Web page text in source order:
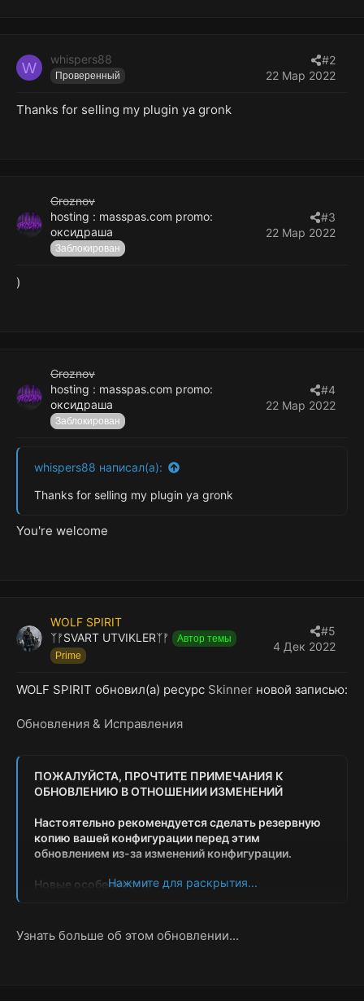
вы уже разместили
Автоматически созданные предметы из
Автоматически скиньте все предметы в
Автоматически обновляется новыми
одобренными скинами...
W whispers88
Проверенный 22 Мар 2022
#2
Thanks for selling my plugin ya gronk
Groznov
hosting : masspas.com promo:
оксидраша
Заблокирован
22 Мар 2022
#3
)
Groznov
hosting : masspas.com promo:
оксидраша
Заблокирован
22 Мар 2022
#4
whispers88 написал(а):
Thanks for selling my plugin ya gronk
You're welcome
WOLF SPIRIT
ᛉᚠSVART UTVIKLERᛉᚠ
Автор темы
Prime
4 Дек 2022
#5
WOLF SPIRIT обновил(а) ресурс Skinner новой записью:
Обновления & Исправления
ПОЖАЛУЙСТА, ПРОЧТИТЕ ПРИМЕЧАНИЯ К
ОБНОВЛЕНИЮ В ОТНОШЕНИИ ИЗМЕНЕНИЙ
Настоятельно рекомендуется сделать резервную
копию вашей конфигурации перед этим
обновлением из-за изменений конфигурации.
Новые особенности:
развертываемые объекты на вашей базе на
Нажмите для раскрытия...
Узнать больше об этом обновлении...